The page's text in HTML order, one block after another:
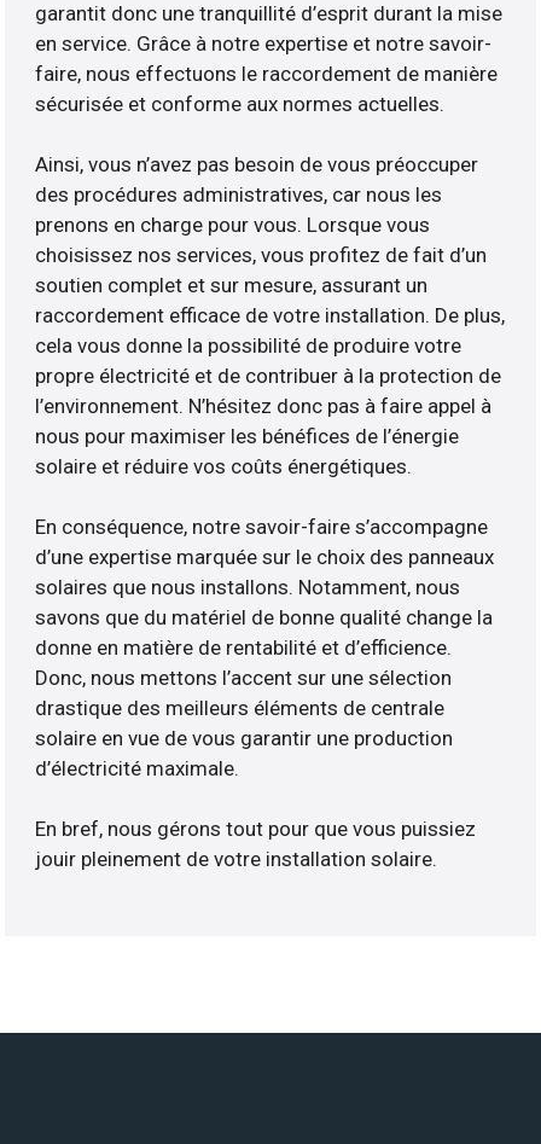
garantit donc une tranquillité d’esprit durant la mise
en service. Grâce à notre expertise et notre savoir-
faire, nous effectuons le raccordement de manière
sécurisée et conforme aux normes actuelles.
Ainsi, vous n’avez pas besoin de vous préoccuper
des procédures administratives, car nous les
prenons en charge pour vous. Lorsque vous
choisissez nos services, vous profitez de fait d’un
soutien complet et sur mesure, assurant un
raccordement efficace de votre installation. De plus,
cela vous donne la possibilité de produire votre
propre électricité et de contribuer à la protection de
l’environnement. N’hésitez donc pas à faire appel à
nous pour maximiser les bénéfices de l’énergie
solaire et réduire vos coûts énergétiques.
En conséquence, notre savoir-faire s’accompagne
d’une expertise marquée sur le choix des panneaux
solaires que nous installons. Notamment, nous
savons que du matériel de bonne qualité change la
donne en matière de rentabilité et d’efficience.
Donc, nous mettons l’accent sur une sélection
drastique des meilleurs éléments de centrale
solaire en vue de vous garantir une production
d’électricité maximale.
En bref, nous gérons tout pour que vous puissiez
jouir pleinement de votre installation solaire.